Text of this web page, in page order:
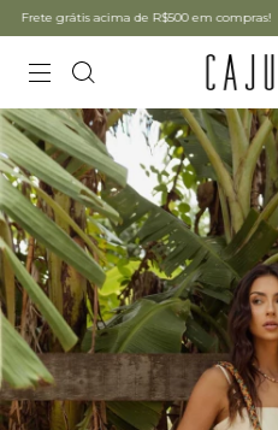
grátis acima de R$500 em compras!